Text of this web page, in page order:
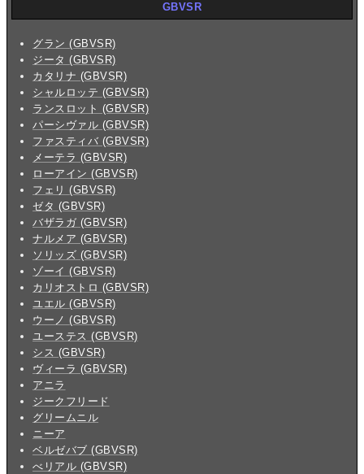
GBVSR
グラン (GBVSR)
ジータ (GBVSR)
カタリナ (GBVSR)
シャルロッテ (GBVSR)
ランスロット (GBVSR)
パーシヴァル (GBVSR)
ファスティバ (GBVSR)
メーテラ (GBVSR)
ローアイン (GBVSR)
フェリ (GBVSR)
ゼタ (GBVSR)
バザラガ (GBVSR)
ナルメア (GBVSR)
ソリッズ (GBVSR)
ゾーイ (GBVSR)
カリオストロ (GBVSR)
ユエル (GBVSR)
ウーノ (GBVSR)
ユーステス (GBVSR)
シス (GBVSR)
ヴィーラ (GBVSR)
アニラ
ジークフリード
グリームニル
ニーア
ベルゼバブ (GBVSR)
べリアル (GBVSR)